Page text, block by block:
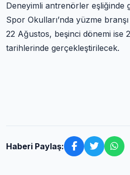
Deneyimli antrenörler eşliğinde
Spor Okulları’nda yüzme
22 Ağustos, beşinci dönemi ise
tarihlerinde gerçekleştirilecek.
Haberi Paylaş: